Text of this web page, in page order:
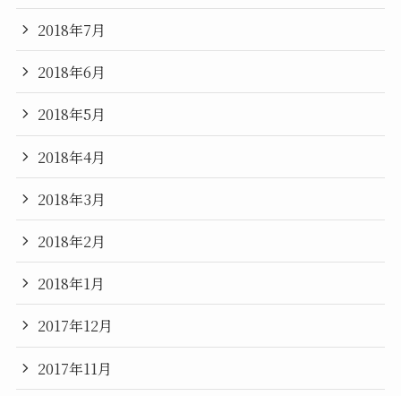
2018年7月
2018年6月
2018年5月
2018年4月
2018年3月
2018年2月
2018年1月
2017年12月
2017年11月